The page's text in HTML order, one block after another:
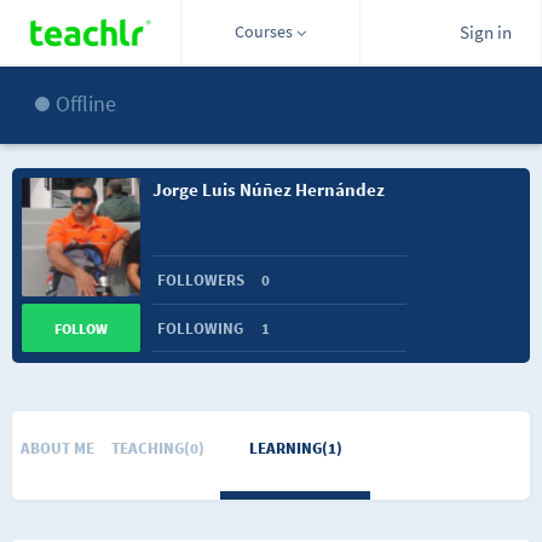
Courses Sign in
Offline
Jorge Luis Núñez Hernández
FOLLOWERS 0
FOLLOWING 1
FOLLOW
ABOUT ME TEACHING(0) LEARNING(1)